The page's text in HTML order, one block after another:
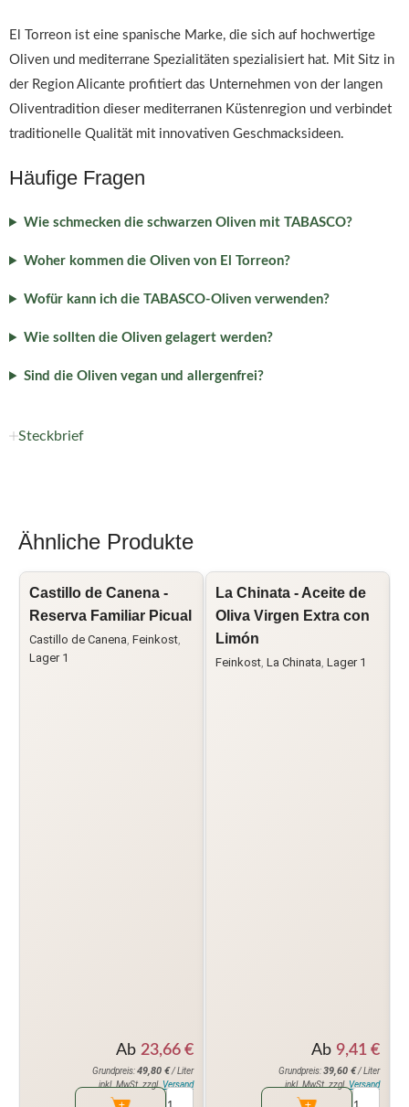
El Torreon ist eine spanische Marke, die sich auf hochwertige
Oliven und mediterrane Spezialitäten spezialisiert hat. Mit Sitz in
der Region Alicante profitiert das Unternehmen von der langen
Oliventradition dieser mediterranen Küstenregion und verbindet
traditionelle Qualität mit innovativen Geschmacksideen.
Häufige Fragen
Wie schmecken die schwarzen Oliven mit TABASCO?
Woher kommen die Oliven von El Torreon?
Wofür kann ich die TABASCO-Oliven verwenden?
Wie sollten die Oliven gelagert werden?
Sind die Oliven vegan und allergenfrei?
Steckbrief
Ähnliche Produkte
Castillo de Canena -
Reserva Familiar Picual
Castillo de Canena, Feinkost,
Lager 1
Ab 23,66 €
Grundpreis:49,80 €/ Liter
inkl. MwSt. zzgl. Versand
La Chinata - Aceite de
Oliva Virgen Extra con
Limón
Feinkost, La Chinata, Lager 1
Ab 9,41 €
Grundpreis:39,60 €/ Liter
inkl. MwSt. zzgl. Versand